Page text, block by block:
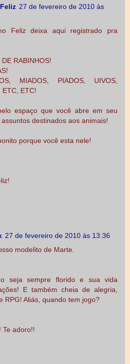
27 de fevereiro de 2010 às
Feliz deixa aqui registrado pra
RABINHOS!
MIADOS, PIADOS, UIVOS,
ETC, ETC!
espaço que você abre em seu
destinados aos animais!
porque você esta nele!
27 de fevereiro de 2010 às 13:36
modelito de Marte.
seja sempre florido e sua vida
E também cheia de alegria,
RPG! Aliás, quando tem jogo?
Te adoro!!